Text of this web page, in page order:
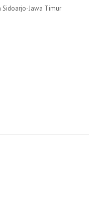
Sidoarjo-Jawa Timur